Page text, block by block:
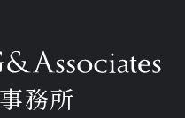
務所